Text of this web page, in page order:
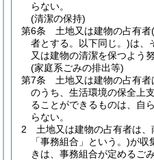
らない。
(清潔の保持)
第6条
土地又は建物の占有者
者とする。以下同じ。)は、
又は建物の清潔を保つよう
(家庭系ごみの排出等)
第7条
土地又は建物の占有
のうち、生活環境の保全上
ることができるものは、自
らない。
2
土地又は建物の占有者は
「事務組合」という。)が収
きは、事務組合が定めるご